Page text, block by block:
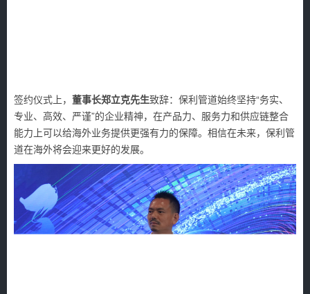
签约仪式上， 董事长郑立克先生致辞：保利管道始终坚持“务实、
专业、高效、严谨”的企业精神，在产品力、服务力和供应链整合
能力上可以给海外业务提供更强有力的保障。相信在未来，保利管
道在海外将会迎来更好的发展。